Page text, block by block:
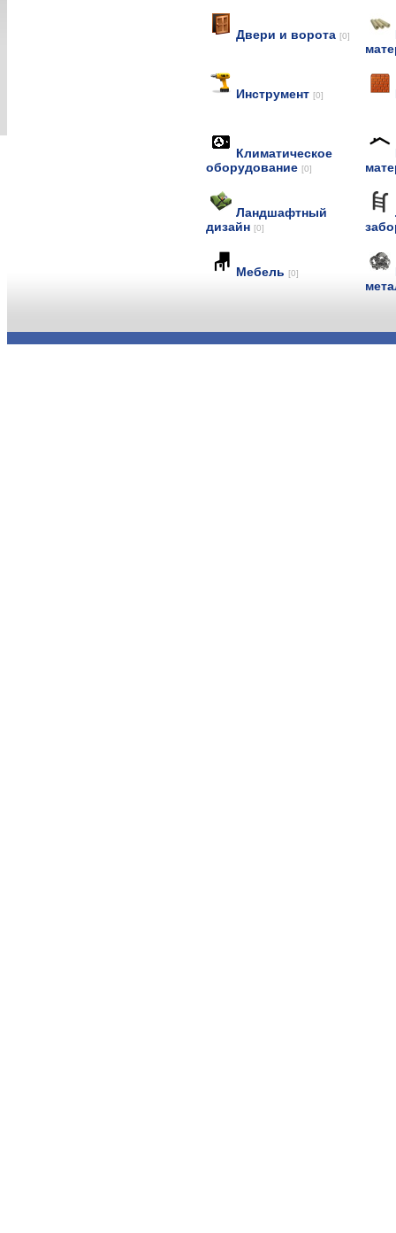
Двери и ворота [0]
Инструмент [0]
Климатическое
оборудование [0]
Ландшафтный
дизайн [0]
Мебель [0]